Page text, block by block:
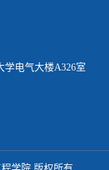
学电气大楼A326室